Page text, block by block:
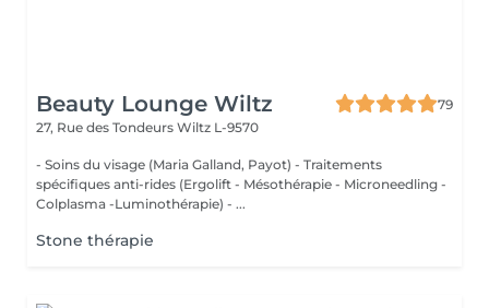
Beauty Lounge Wiltz
79
27, Rue des Tondeurs Wiltz L-9570
- Soins du visage (Maria Galland, Payot) - Traitements
spécifiques anti-rides (Ergolift - Mésothérapie - Microneedling -
Colplasma -Luminothérapie) - ...
Stone thérapie